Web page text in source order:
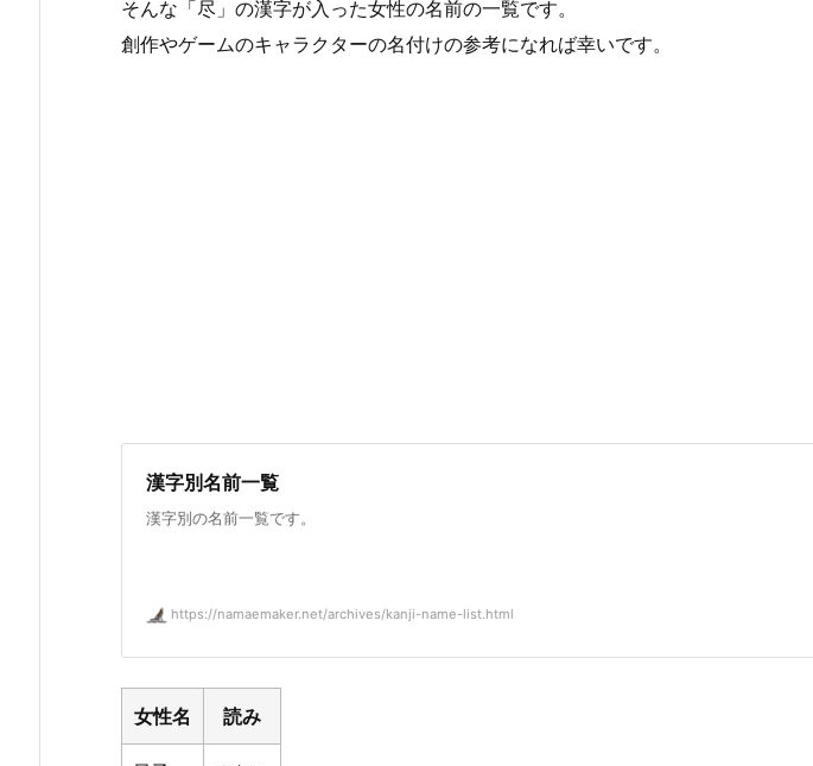
そんな「尽」の漢字が入った女性の名前の一覧です。
創作やゲームのキャラクターの名付けの参考になれば幸いです。
漢字別名前一覧
漢字別の名前一覧です。
https://namaemaker.net/archives/kanji-name-list.html
女性名 読み